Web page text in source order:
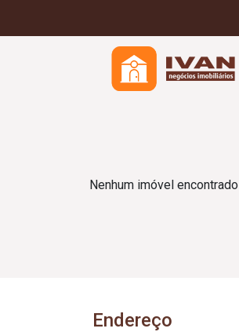
Nenhum imóvel encontrado
Endereço